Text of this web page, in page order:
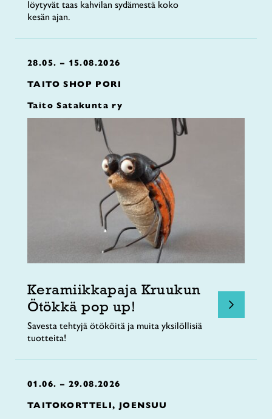
löytyvät taas kahvilan sydämestä koko
kesän ajan.
28.05. – 15.08.2026
TAITO SHOP PORI
Taito Satakunta ry
Keramiikkapaja Kruukun
Ötökkä pop up!
Savesta tehtyjä ötököitä ja muita yksilöllisiä
tuotteita!
01.06. – 29.08.2026
TAITOKORTTELI, JOENSUU